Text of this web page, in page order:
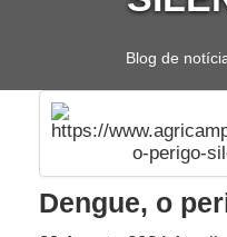
Blog de
Dengue, o